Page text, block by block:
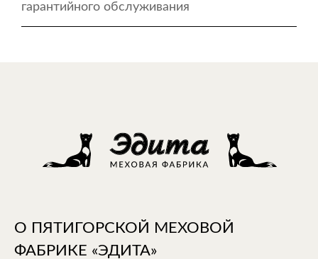
гарантийного обслуживания
О ПЯТИГОРСКОЙ МЕХОВОЙ
ФАБРИКЕ «ЭДИТА»